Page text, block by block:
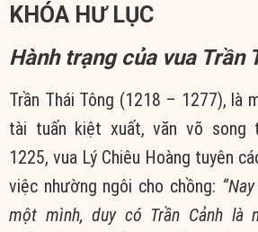
KHÓA HƯ LỤC
Hành trạng của vua Trần
Trần Thái Tông (1218 – 1277), là
tài tuấn kiệt xuất, văn võ song
1225, vua Lý Chiêu Hoàng tuyên
việc nhường ngôi cho chồng:
một mình, duy có Trần Cảnh là